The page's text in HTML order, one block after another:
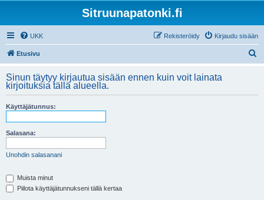
Sitruunapatonki.fi
UKK Kirjaudu sisään
Rekisteröidy
Etusivu
i
Sinun täytyy kirjautua sisään ennen kuin voit lainata
kirjoituksia tällä alueella.
Käyttäjätunnus:
Salasana:
Unohdin salasanani
Muista minut
Piilota käyttäjätunnukseni tällä kertaa